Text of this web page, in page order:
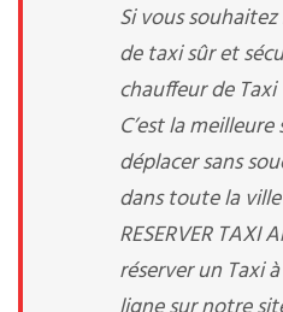
Si vous
de taxi sûr et
chauffeur de Taxi
C’est la
déplacer sans
dans toute la
RESERVER
réserver un Taxi